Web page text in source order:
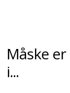
Måske
i...